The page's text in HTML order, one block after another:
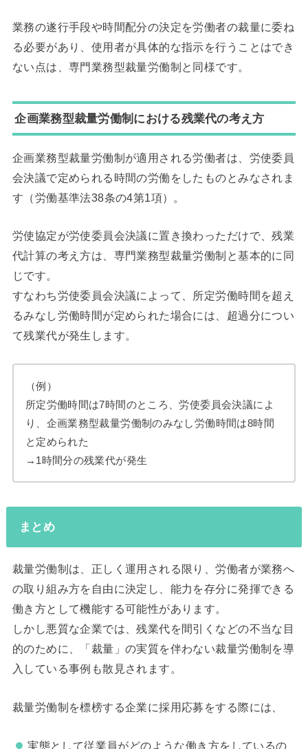
業務の遂行手段や時間配分の決定を労働者の裁量に委ね
る必要があり、使用者が具体的な指示を行うことはでき
ない点は、専門業務型裁量労働制と同様です。
企画業務型裁量労働制における残業代の考え方
企画業務型裁量労働制が適用される労働者は、労使委員
会決議で定められる時間の労働をしたものとみなされま
す（労働基準法38条の4第1項）。
労使協定が労使委員会決議に置き換わっただけで、残業
代計算の考え方は、専門業務型裁量労働制と基本的に同
じです。
すなわち労使委員会決議によって、所定労働時間を超え
るみなし労働時間が定められた場合には、超過分につい
て残業代が発生します。
（例）
所定労働時間は7時間のところ、労使委員会決議によ
り、企画業務型裁量労働制のみなし労働時間は8時間
と定められた
→1時間分の残業代が発生
まとめ
裁量労働制は、正しく運用される限り、労働者が業務へ
の取り組み方を自由に決定し、能力を存分に発揮できる
働き方として機能する可能性があります。
しかし悪質な企業では、残業代を間引くなどの不当な目
的のために、「裁量」の実質を伴わない裁量労働制を導
入している事例も散見されます。
裁量労働制を標榜する企業に採用応募をする際には、
実態として従業員がどのような働き方をしているの